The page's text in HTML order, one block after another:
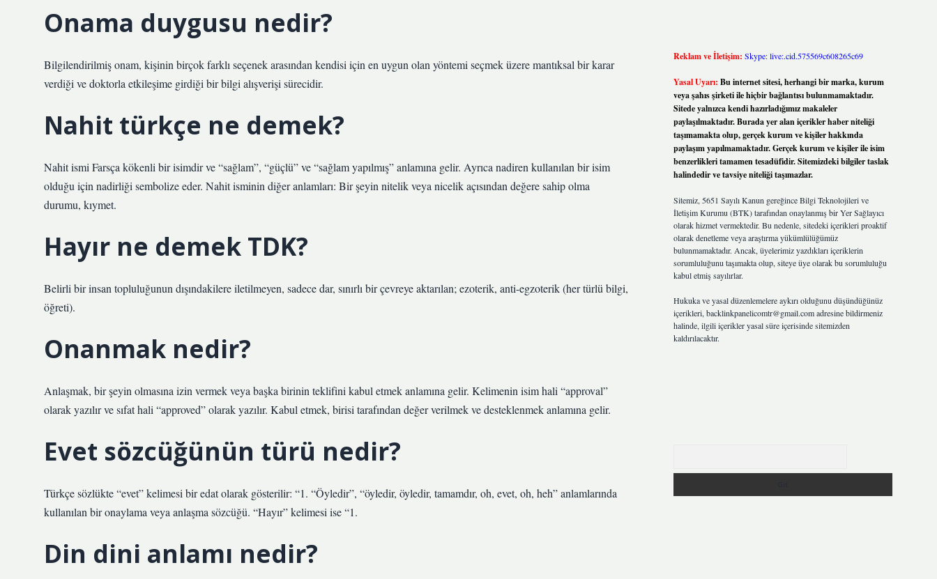
Onama duygusu nedir?
Bilgilendirilmiş onam, kişinin birçok farklı seçenek arasından kendisi için en uygun olan yöntemi seçmek üzere mantıksal bir karar
verdiği ve doktorla etkileşime girdiği bir bilgi alışverişi sürecidir.
Nahit türkçe ne demek?
Nahit ismi Farsça kökenli bir isimdir ve “sağlam”, “güçlü” ve “sağlam yapılmış” anlamına gelir. Ayrıca nadiren kullanılan bir isim
olduğu için nadirliği sembolize eder. Nahit isminin diğer anlamları: Bir şeyin nitelik veya nicelik açısından değere sahip olma
durumu, kıymet.
Hayır ne demek TDK?
Belirli bir insan topluluğunun dışındakilere iletilmeyen, sadece dar, sınırlı bir çevreye aktarılan; ezoterik, anti-egzoterik (her türlü bilgi,
öğreti).
Onanmak nedir?
Anlaşmak, bir şeyin olmasına izin vermek veya başka birinin teklifini kabul etmek anlamına gelir. Kelimenin isim hali “approval”
olarak yazılır ve sıfat hali “approved” olarak yazılır. Kabul etmek, birisi tarafından değer verilmek ve desteklenmek anlamına gelir.
Evet sözcüğünün türü nedir?
Türkçe sözlükte “evet” kelimesi bir edat olarak gösterilir: “1. “Öyledir”, “öyledir, öyledir, tamamdır, oh, evet, oh, heh” anlamlarında
kullanılan bir onaylama veya anlaşma sözcüğü. “Hayır” kelimesi ise “1.
Din dini anlamı nedir?
Reklam ve İletişim: Skype: live:.cid.575569c608265c69
Yasal Uyarı: Bu internet sitesi, herhangi bir marka, kurum
veya şahıs şirketi ile hiçbir bağlantısı bulunmamaktadır.
Sitede yalnızca kendi hazırladığımız makaleler
paylaşılmaktadır. Burada yer alan içerikler haber niteliği
taşımamakta olup, gerçek kurum ve kişiler hakkında
paylaşım yapılmamaktadır. Gerçek kurum ve kişiler ile isim
benzerlikleri tamamen tesadüfidir. Sitemizdeki bilgiler taslak
halindedir ve tavsiye niteliği taşımazlar.
Sitemiz, 5651 Sayılı Kanun gereğince Bilgi Teknolojileri ve
İletişim Kurumu (BTK) tarafından onaylanmış bir Yer Sağlayıcı
olarak hizmet vermektedir. Bu nedenle, sitedeki içerikleri proaktif
olarak denetleme veya araştırma yükümlülüğümüz
bulunmamaktadır. Ancak, üyelerimiz yazdıkları içeriklerin
sorumluluğunu taşımakta olup, siteye üye olarak bu sorumluluğu
kabul etmiş sayılırlar.
Hukuka ve yasal düzenlemelere aykırı olduğunu düşündüğünüz
içerikleri, backlinkpanelicomtr@gmail.comadresine bildirmeniz
halinde, ilgili içerikler yasal süre içerisinde sitemizden
kaldırılacaktır.